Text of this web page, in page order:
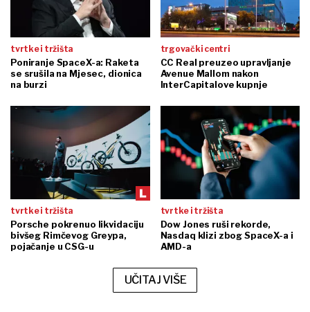
tvrtke i tržišta
Poniranje SpaceX-a: Raketa
se srušila na Mjesec, dionica
na burzi
trgovački centri
CC Real preuzeo upravljanje
Avenue Mallom nakon
InterCapitalove kupnje
tvrtke i tržišta
Porsche pokrenuo likvidaciju
bivšeg Rimčevog Greypa,
pojačanje u CSG-u
tvrtke i tržišta
Dow Jones ruši rekorde,
Nasdaq klizi zbog SpaceX-a i
AMD-a
UČITAJ VIŠE